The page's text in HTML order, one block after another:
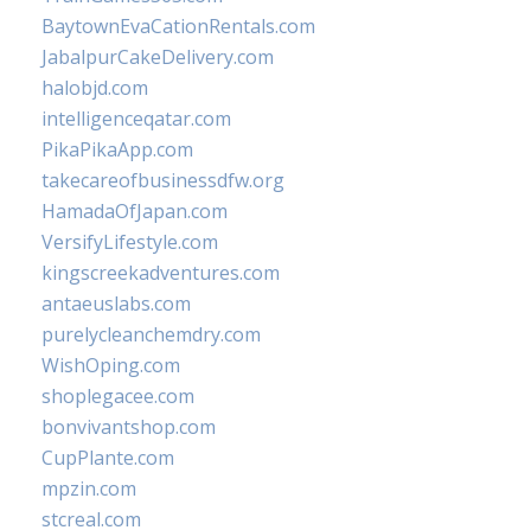
BaytownEvaCationRentals.com
JabalpurCakeDelivery.com
halobjd.com
intelligenceqatar.com
PikaPikaApp.com
takecareofbusinessdfw.org
HamadaOfJapan.com
VersifyLifestyle.com
kingscreekadventures.com
antaeuslabs.com
purelycleanchemdry.com
WishOping.com
shoplegacee.com
bonvivantshop.com
CupPlante.com
mpzin.com
stcreal.com